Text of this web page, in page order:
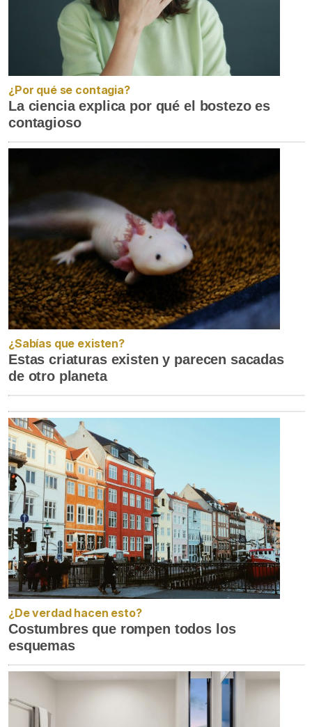
¿Por qué se contagia?
La ciencia explica por qué el bostezo es
contagioso
¿Sabías que existen?
Estas criaturas existen y parecen sacadas
de otro planeta
¿De verdad hacen esto?
Costumbres que rompen todos los
esquemas